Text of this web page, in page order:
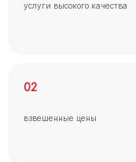
услуги высокого качества
02
взвешенные цены